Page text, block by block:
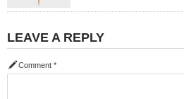
LEAVE A REPLY
Comment *